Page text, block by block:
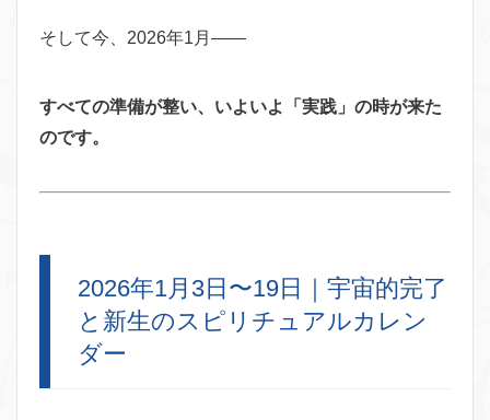
そして今、2026年1月——
すべての準備が整い、いよいよ「実践」の時が来た
のです。
2026年1月3日〜19日｜宇宙的完了
と新生のスピリチュアルカレン
ダー